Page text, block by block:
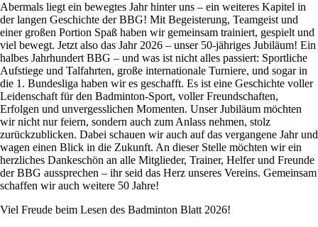
Abermals liegt ein bewegtes Jahr hinter uns – ein weiteres Kapitel in
der langen Geschichte der BBG! Mit Begeisterung, Teamgeist und
einer großen Portion Spaß haben wir gemeinsam trainiert, gespielt und
viel bewegt. Jetzt also das Jahr 2026 – unser 50-jähriges Jubiläum! Ein
halbes Jahrhundert BBG – und was ist nicht alles passiert: Sportliche
Aufstiege und Talfahrten, große internationale Turniere, und sogar in
die 1. Bundesliga haben wir es geschafft. Es ist eine Geschichte voller
Leidenschaft für den Badminton-Sport, voller Freundschaften,
Erfolgen und unvergesslichen Momenten. Unser Jubiläum möchten
wir nicht nur feiern, sondern auch zum Anlass nehmen, stolz
zurückzublicken. Dabei schauen wir auch auf das vergangene Jahr und
wagen einen Blick in die Zukunft. An dieser Stelle möchten wir ein
herzliches Dankeschön an alle Mitglieder, Trainer, Helfer und Freunde
der BBG aussprechen – ihr seid das Herz unseres Vereins. Gemeinsam
schaffen wir auch weitere 50 Jahre!
Viel Freude beim Lesen des Badminton Blatt 2026!